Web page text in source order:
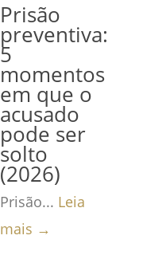
Prisão
preventiva:
5
momentos
em que o
acusado
pode ser
solto
(2026)
Prisão... Leia
mais →